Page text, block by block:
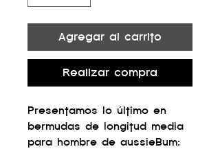
Agregar al carrito
Realizar compra
Presentamos lo último en
bermudas de longitud media
para hombre de aussieBum: